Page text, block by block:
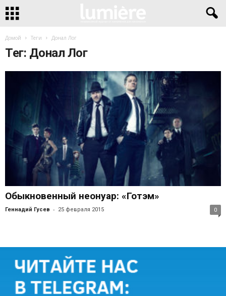
Домой Теги Донал Лог
Тег: Донал Лог
Обыкновенный неонуар: «Готэм»
Геннадий Гусев - 25 февраля 2015 0